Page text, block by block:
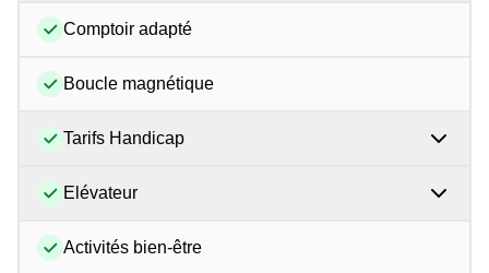
Comptoir adapté
Boucle magnétique
Tarifs Handicap
Elévateur
Activités bien-être